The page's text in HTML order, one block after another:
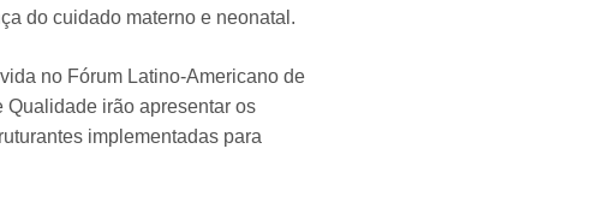
do cuidado materno e neonatal.
no Fórum Latino-Americano de
Qualidade irão apresentar os
implementadas para